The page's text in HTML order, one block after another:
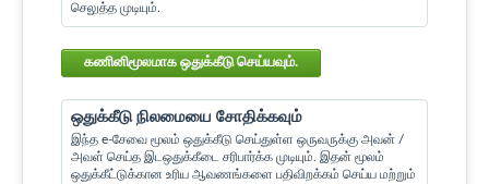
செலுத்த முடியும்.
கணினிமூலமாக ஒதுக்கீடு செய்யவும்.
ஒதுக்கீடு நிலமையை சோதிக்கவும்
இந்த e-சேவை மூலம் ஒதுக்கீடு செய்துள்ள ஒருவருக்கு அவன் /
அவள் செய்த இடஒதுக்கீடை சரிபார்க்க முடியும். இதன் மூலம்
ஒதுக்கீட்டுக்கான உரிய ஆவணங்களை பதிவிறக்கம் செய்ய மற்றும்